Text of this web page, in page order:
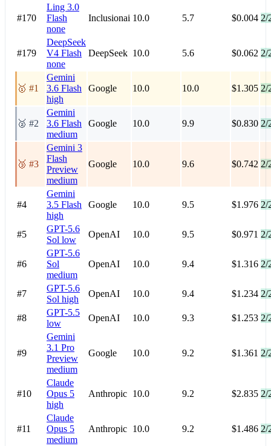
#170
Ling 3.0
Flash
none
Inclusionai 10.0 5.7 $0.004 2/
#179
DeepSeek
V4 Flash
none
DeepSeek 10.0 5.6 $0.062 2/
🥇 #1
Gemini
3.6 Flash
high
Google 10.0 10.0 $1.305 2/
🥈 #2
Gemini
3.6 Flash
medium
Google 10.0 9.9 $0.830 2/
🥉 #3
Gemini 3
Flash
Preview
medium
Google 10.0 9.6 $0.742 2/
#4
Gemini
3.5 Flash
high
Google 10.0 9.5 $1.976 2/
#5
GPT-5.6
Sol low
OpenAI 10.0 9.5 $0.971 2/
#6
GPT-5.6
Sol
medium
OpenAI 10.0 9.4 $1.316 2/
#7
GPT-5.6
Sol high
OpenAI 10.0 9.4 $1.234 2/
#8
GPT-5.5
low
OpenAI 10.0 9.3 $1.253 2/
#9
Gemini
3.1 Pro
Preview
medium
Google 10.0 9.2 $1.361 2/
#10
Claude
Opus 5
high
Anthropic 10.0 9.2 $2.835 2/
#11
Claude
Opus 5
medium
Anthropic 10.0 9.2 $1.486 2/